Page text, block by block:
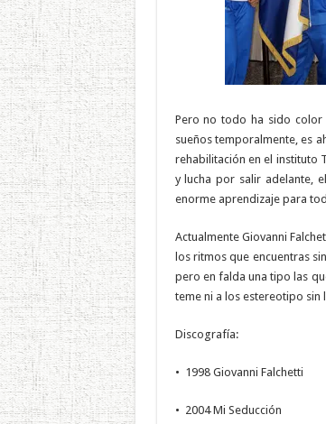
Pero no todo ha sido color
sueños temporalmente, es
rehabilitación en el instituto
y lucha por salir adelante,
enorme aprendizaje para
Actualmente Giovanni
los ritmos que encuentras
pero en falda una tipo las
teme ni a los estereotipo sin
Discografía:
• 1998 Giovanni Falchetti
• 2004 Mi Seducción